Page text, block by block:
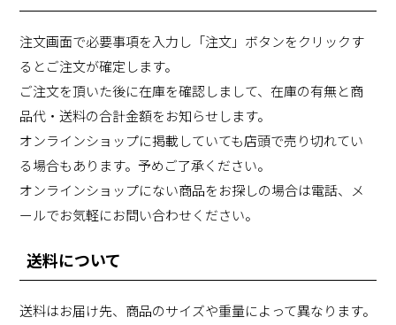
注文画面で必要事項を入力し「注文」ボタンをクリックす
るとご注文が確定します。
ご注文を頂いた後に在庫を確認しまして、在庫の有無と商
品代・送料の合計金額をお知らせします。
オンラインショップに掲載していても店頭で売り切れてい
る場合もあります。予めご了承ください。
オンラインショップにない商品をお探しの場合は電話、メ
ールでお気軽にお問い合わせください。
送料について
送料はお届け先、商品のサイズや重量によって異なります。